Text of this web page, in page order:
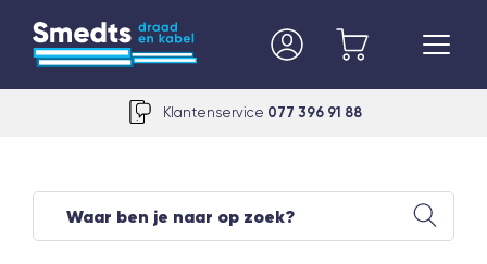
Klantenservice 077 396 91 88